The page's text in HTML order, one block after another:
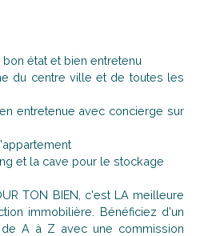
état et bien entretenu
du centre ville et de toutes les
entretenue avec concierge sur
et la cave pour le stockage
TON BIEN, c'est LA meilleure
immobilière. Bénéficiez d'un
de A à Z avec une commission